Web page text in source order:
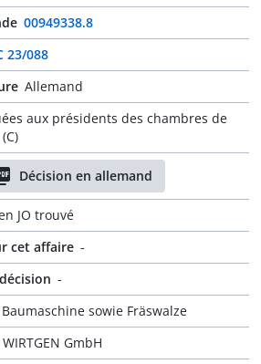
00949338.8
23/088
Allemand
aux présidents des chambres de
Décision en allemand
JO trouvé
cet affaire -
-
Baumaschine sowie Fräswalze
WIRTGEN GmbH